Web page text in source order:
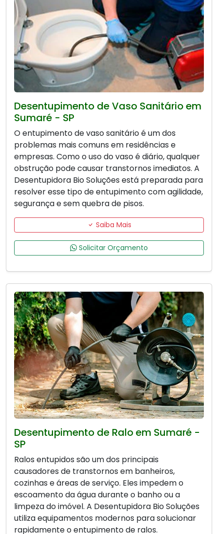
Desentupimento de Vaso Sanitário em
Sumaré - SP
O entupimento de vaso sanitário é um dos
problemas mais comuns em residências e
empresas. Como o uso do vaso é diário, qualquer
obstrução pode causar transtornos imediatos. A
Desentupidora Bio Soluções está preparada para
resolver esse tipo de entupimento com agilidade,
segurança e sem quebra de pisos.
Saiba Mais
Solicitar Orçamento
Desentupimento de Ralo em Sumaré -
SP
Ralos entupidos são um dos principais
causadores de transtornos em banheiros,
cozinhas e áreas de serviço. Eles impedem o
escoamento da água durante o banho ou a
limpeza do imóvel. A Desentupidora Bio Soluções
utiliza equipamentos modernos para solucionar
rapidamente o entupimento de ralos.